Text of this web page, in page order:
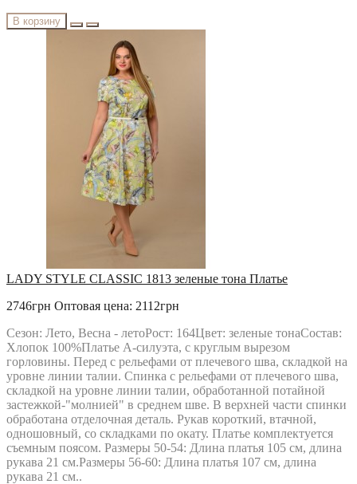
В корзину
LADY STYLE CLASSIC 1813 зеленые тона Платье
2746грн Оптовая цена: 2112грн
Сезон: Лето, Весна - летоРост: 164Цвет: зеленые тонаСостав:
Хлопок 100%Платье А-силуэта, с круглым вырезом
горловины. Перед с рельефами от плечевого шва, складкой на
уровне линии талии. Спинка с рельефами от плечевого шва,
складкой на уровне линии талии, обработанной потайной
застежкой-"молнией" в среднем шве. В верхней части спинки
обработана отделочная деталь. Рукав короткий, втачной,
одношовный, со складками по окату. Платье комплектуется
съемным поясом. Размеры 50-54: Длина платья 105 см, длина
рукава 21 см.Размеры 56-60: Длина платья 107 см, длина
рукава 21 см..